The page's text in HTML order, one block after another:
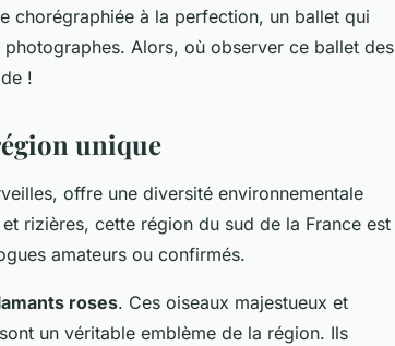
chorégraphiée à la perfection, un ballet qui
Alors, où observer ce ballet des
!
unique
offre une diversité environnementale
rizières, cette région du sud de la France est
amateurs ou confirmés.
roses. Ces oiseaux majestueux et
un véritable emblème de la région. Ils